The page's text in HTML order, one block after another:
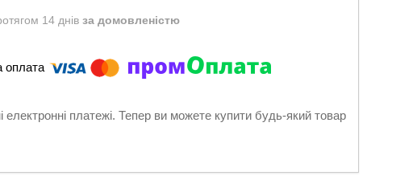
14 днів за домовленістю
електронні платежі. Тепер ви можете купити будь-який товар